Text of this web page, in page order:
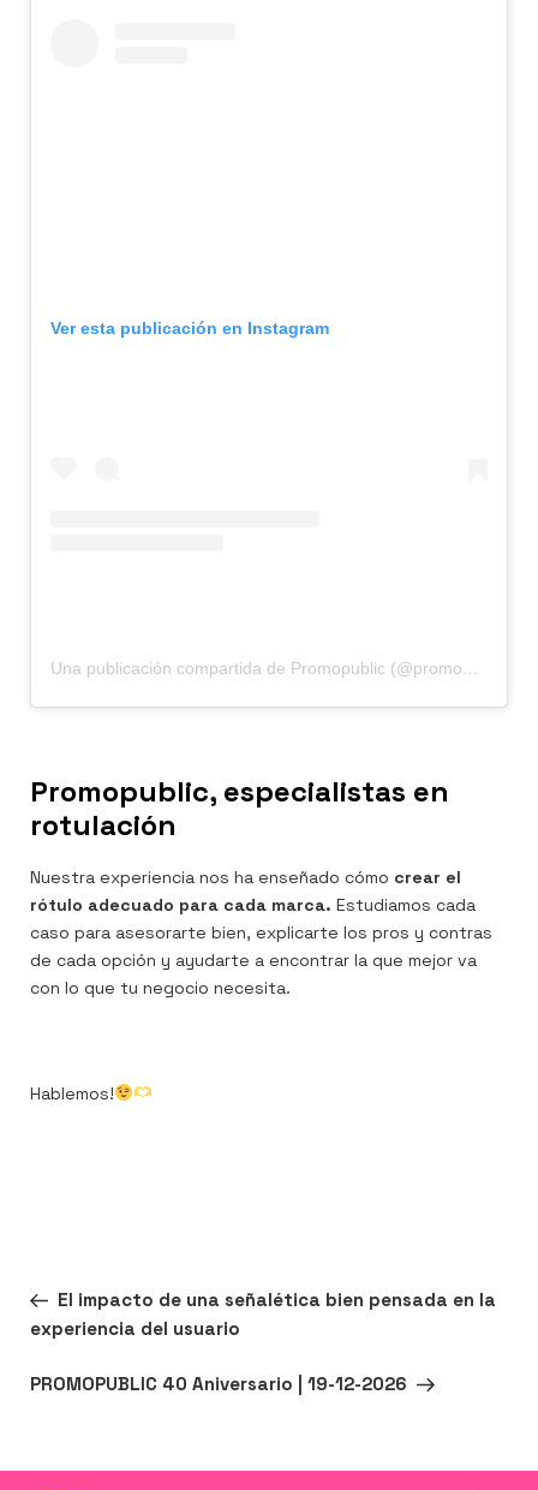
Ver esta publicación en Instagram
Una publicación compartida de Promopublic (@promopublic)
Promopublic, especialistas en
rotulación
Nuestra experiencia nos ha enseñado cómo crear el
rótulo adecuado para cada marca. Estudiamos cada
caso para asesorarte bien, explicarte los pros y contras
de cada opción y ayudarte a encontrar la que mejor va
con lo que tu negocio necesita.
Hablemos!
de
Entrada
anterior:
ANTERIOR
El impacto de una señalética bien pensada en la
experiencia del usuario
Siguiente
SIGUIENTE
PROMOPUBLIC 40 Aniversario | 19-12-2026